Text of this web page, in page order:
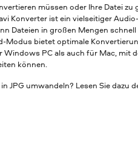
müssen oder Ihre Datei
Konverter ist ein vielseitiger
Dateien in großen Mengen
Modus bietet optimale
PC als auch für Mac, mit
können.
JPG umwandeln? Lesen Sie dazu